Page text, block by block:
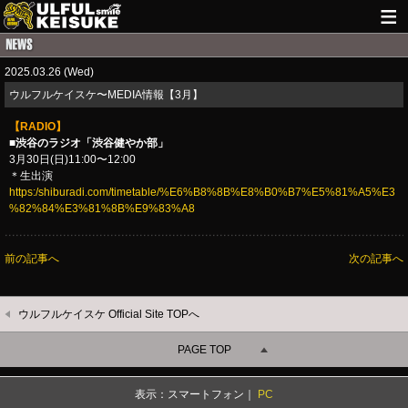
ITEM
2025.03.26 (Wed)
​ウルフルケイスケ〜MEDIA情報【3月】
【RADIO】
■渋谷のラジオ「渋谷健やか部」
3月30日(日)11:00〜12:00
＊生出演
https:/shiburadi.com/timetable/%E6%B8%8B%E8%B0%B7%E5%81%A5%E3
%82%84%E3%81%8B%E9%83%A8
前の記事へ 次の記事へ
ウルフルケイスケ Official Site TOPへ
PAGE TOP
表示：スマートフォン｜ PC